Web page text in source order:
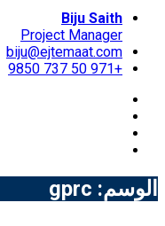
Biju Saith
Project Manager
biju@ejtemaat.com
+971 50 737 9850
الوسم: gprc